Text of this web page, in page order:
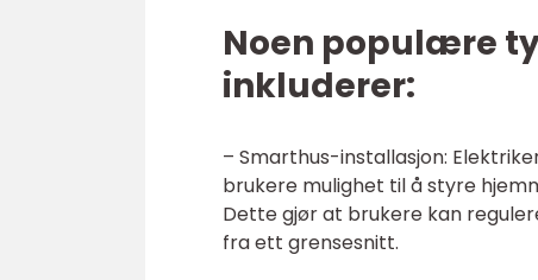
Noen populære
inkluderer:
– Smarthus-installasjon:
brukere mulighet til å styre
Dette gjør at brukere kan
fra ett grensesnitt.